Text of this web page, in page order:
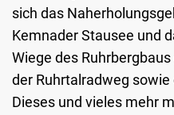
sich das
Kemnader Stausee und
Wiege des
der Ruhrtalradweg
Dieses und vieles mehr